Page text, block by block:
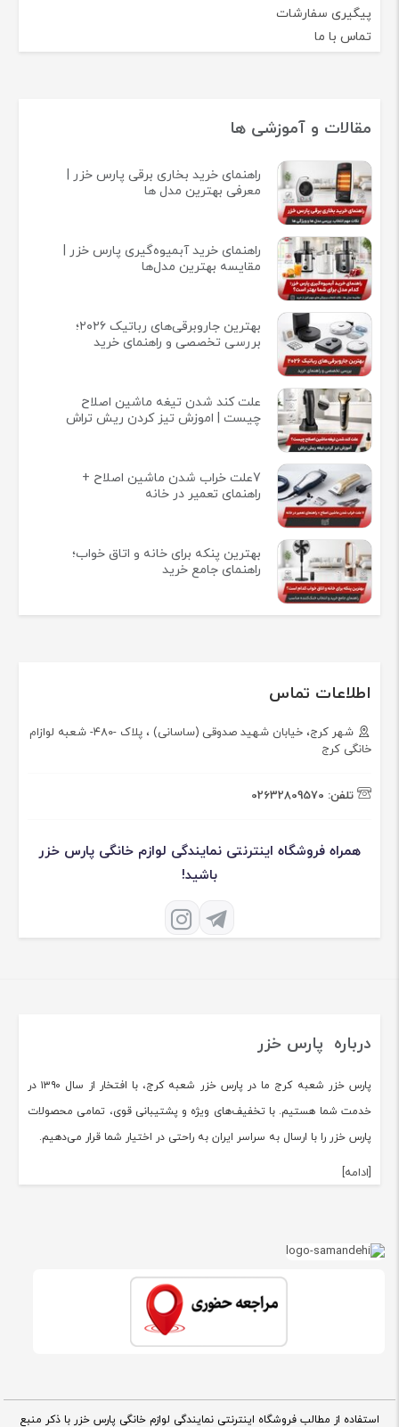
پیگیری سفارشات
تماس با ما
مقالات و آموزشی ها
راهنمای خرید بخاری برقی پارس خزر |
معرفی بهترین مدل ها
راهنمای خرید آبمیوه‌گیری پارس خزر |
مقایسه بهترین مدل‌ها
بهترین جاروبرقی‌های رباتیک ۲۰۲۶؛
بررسی تخصصی و راهنمای خرید
علت کند شدن تیغه ماشین اصلاح
چیست | اموزش تیز کردن ریش تراش
7علت خراب شدن ماشین اصلاح +
راهنمای تعمیر در خانه
بهترین پنکه برای خانه و اتاق خواب؛
راهنمای جامع خرید
اطلاعات تماس
شهر کرج، خیابان شهید صدوقی (ساسانی) ، پلاک -۴۸۰- شعبه لوازام
خانگی کرج
تلفن: 02632809570
همراه فروشگاه اینترنتی نمایندگی لوازم خانگی پارس خزر
باشید!
درباره پارس خزر
پارس خزر شعبه کرج ما در پارس خزر شعبه کرج، با افتخار از سال ۱۳۹۰ در
خدمت شما هستیم. با تخفیف‌های ویژه و پشتیبانی قوی، تمامی محصولات
پارس خزر را با ارسال به سراسر ایران به راحتی در اختیار شما قرار می‌دهیم.
[ادامه]
استفاده از مطالب فروشگاه اینترنتی نمایندگی لوازم خانگی پارس خزر با ذکر منبع